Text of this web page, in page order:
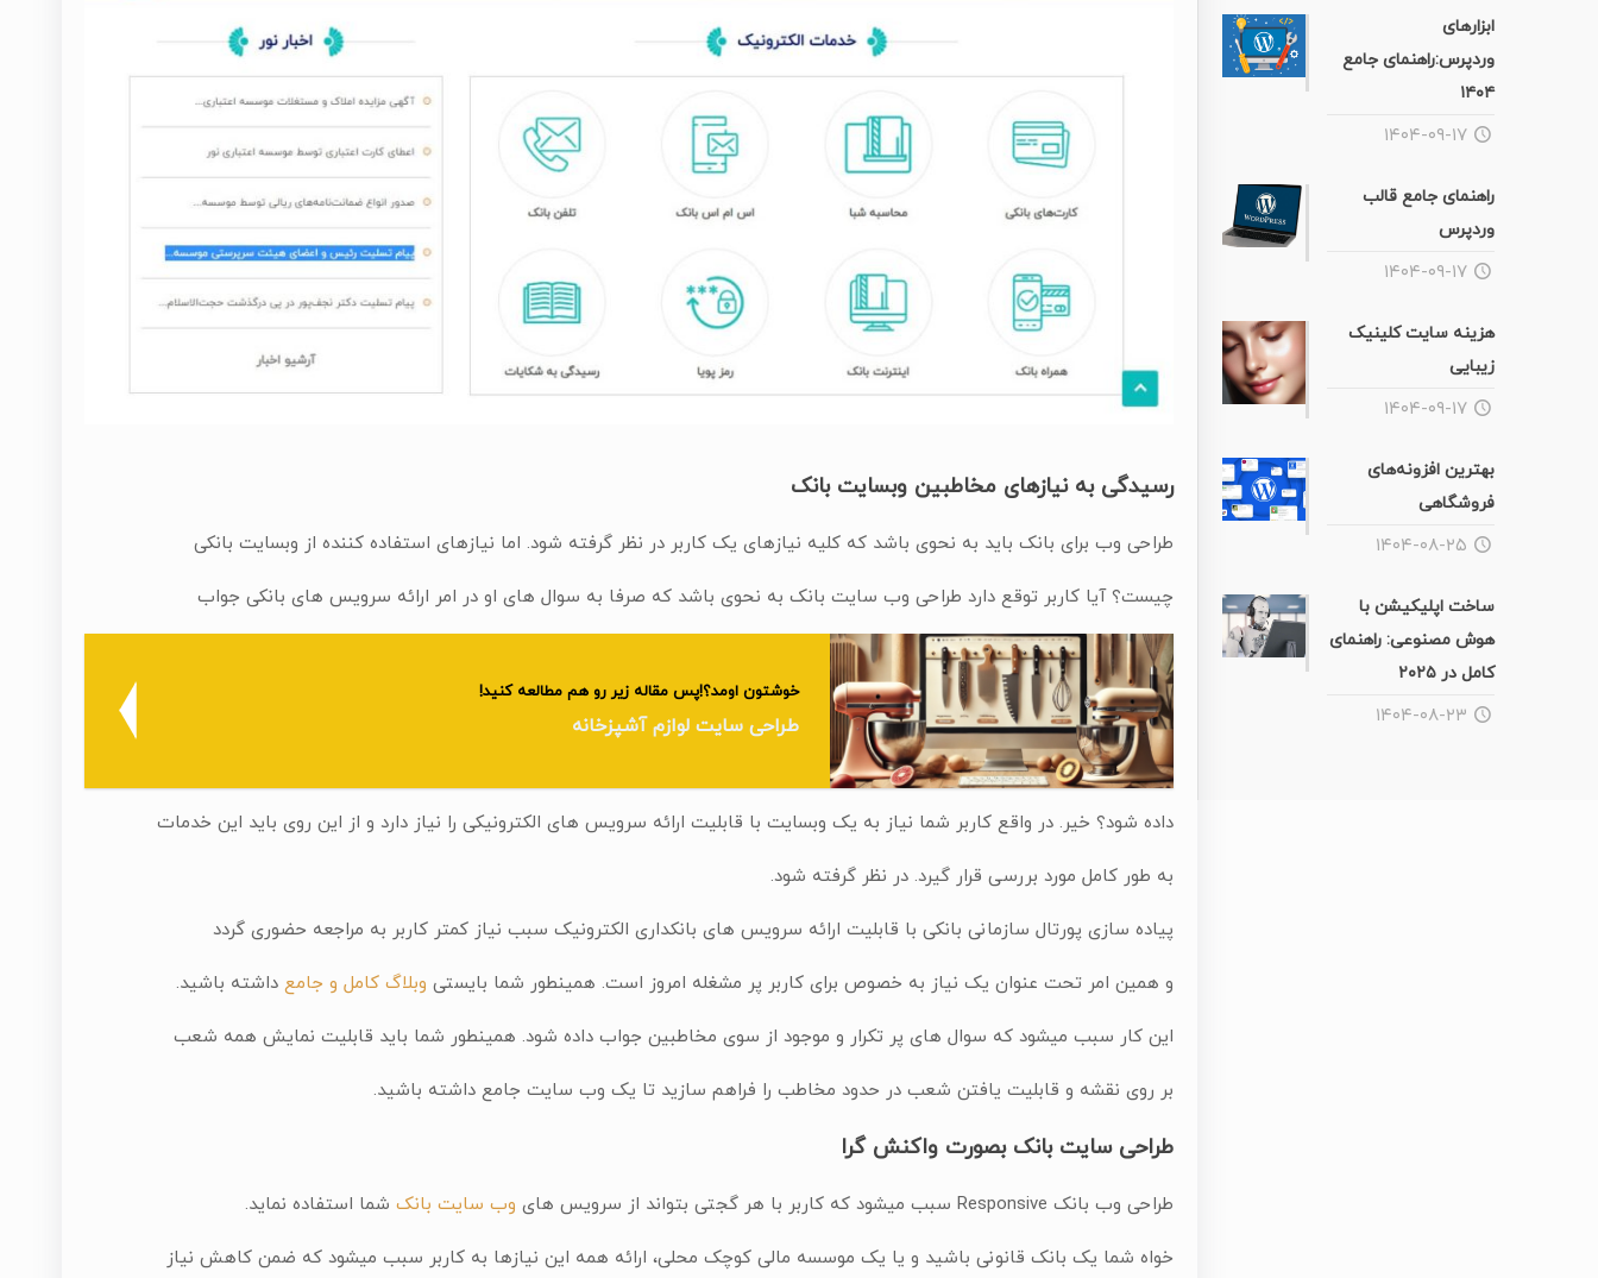
رسیدگی به نیازهای مخاطبین وبسایت بانک
طراحی وب برای بانک باید به نحوی باشد که کلیه نیازهای یک کاربر در نظر گرفته شود. اما نیازهای استفاده کننده از وبسایت بانکی
چیست؟ آیا کاربر توقع دارد طراحی وب سایت بانک به نحوی باشد که صرفا به سوال های او در امر ارائه سرویس های بانکی جواب
خوشتون اومد؟!پس مقاله زیر رو هم مطالعه کنید!
طراحی سایت لوازم آشپزخانه
داده شود؟ خیر. در واقع کاربر شما نیاز به یک وبسایت با قابلیت ارائه سرویس های الکترونیکی را نیاز دارد و از این روی باید این خدمات
به طور کامل مورد بررسی قرار گیرد. در نظر گرفته شود.
پیاده سازی پورتال سازمانی بانکی با قابلیت ارائه سرویس های بانکداری الکترونیک سبب نیاز کمتر کاربر به مراجعه حضوری گردد
و همین امر تحت عنوان یک نیاز به خصوص برای کاربر پر مشغله امروز است. همینطور شما بایستی وبلاگ کامل و جامعداشته باشید.
این کار سبب میشود که سوال های پر تکرار و موجود از سوی مخاطبین جواب داده شود. همینطور شما باید قابلیت نمایش همه شعب
بر روی نقشه و قابلیت یافتن شعب در حدود مخاطب را فراهم سازید تا یک وب سایت جامع داشته باشید.
طراحی سایت بانک بصورت واکنش گرا
طراحی وب بانک Responsive سبب میشود که کاربر با هر گجتی بتواند از سرویس های وب سایت بانک شما استفاده نماید.
خواه شما یک بانک قانونی باشید و یا یک موسسه مالی کوچک محلی، ارائه همه این نیازها به کاربر سبب میشود که ضمن کاهش نیاز
ابزارهای
وردپرس:راهنمای جامع
۱۴۰۴
۱۴۰۴-۰۹-۱۷
راهنمای جامع قالب
وردپرس
۱۴۰۴-۰۹-۱۷
هزینه سایت کلینیک
زیبایی
۱۴۰۴-۰۹-۱۷
بهترین افزونه‌های
فروشگاهی
۱۴۰۴-۰۸-۲۵
ساخت اپلیکیشن با
هوش مصنوعی: راهنمای
کامل در ۲۰۲۵
۱۴۰۴-۰۸-۲۳